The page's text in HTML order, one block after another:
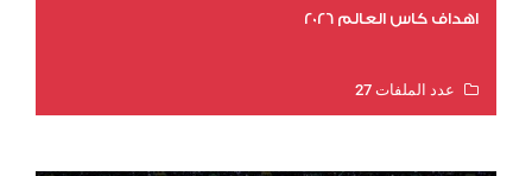
اهداف كاس العالم 2026
عدد الملفات 27